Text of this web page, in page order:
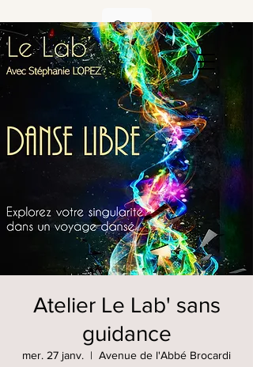
Atelier Le Lab' sans
guidance
mer. 27 janv.
  |
Avenue de l'Abbé Brocardi